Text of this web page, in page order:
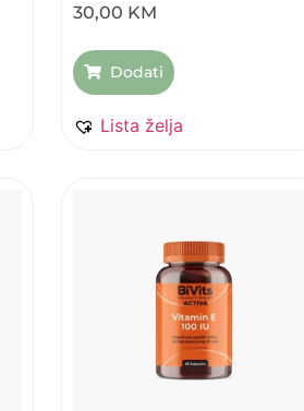
30,00 KM
Dodati
Lista želja